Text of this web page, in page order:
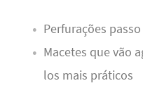
Perfurações
Macetes que vão
los mais práticos